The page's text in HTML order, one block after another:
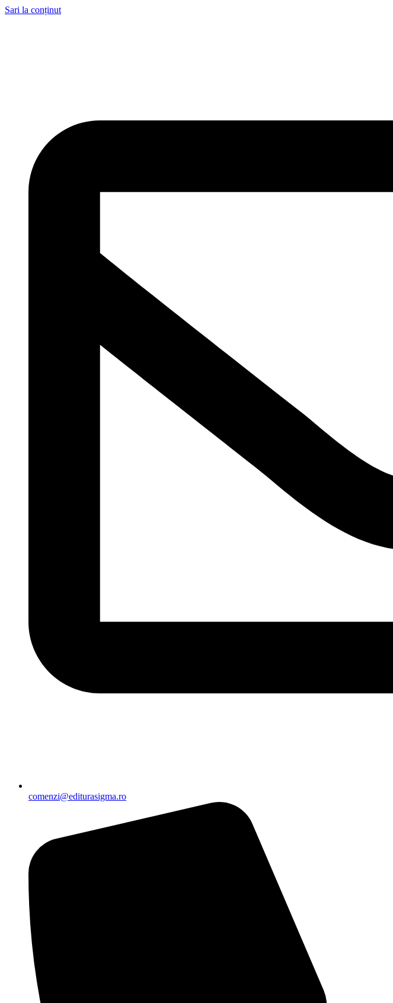
Sari la conținut
comenzi@editurasigma.ro